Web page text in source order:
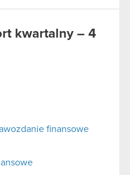
kwartalny – 4
finansowe